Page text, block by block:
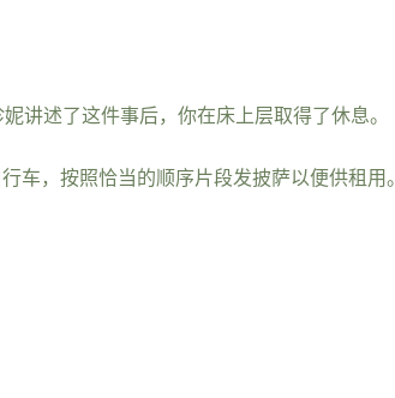
讲述了这件事后，你在床上层取得了休息。
，按照恰当的顺序片段发披萨以便供租用。